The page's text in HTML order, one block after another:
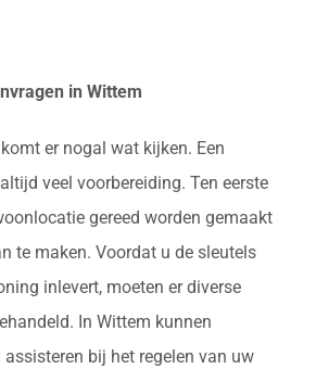
in Wittem
er nogal wat kijken. Een
veel voorbereiding. Ten eerste
gereed worden gemaakt
te maken. Voordat u de sleutels
inlevert, moeten er diverse
In Wittem kunnen
bij het regelen van uw